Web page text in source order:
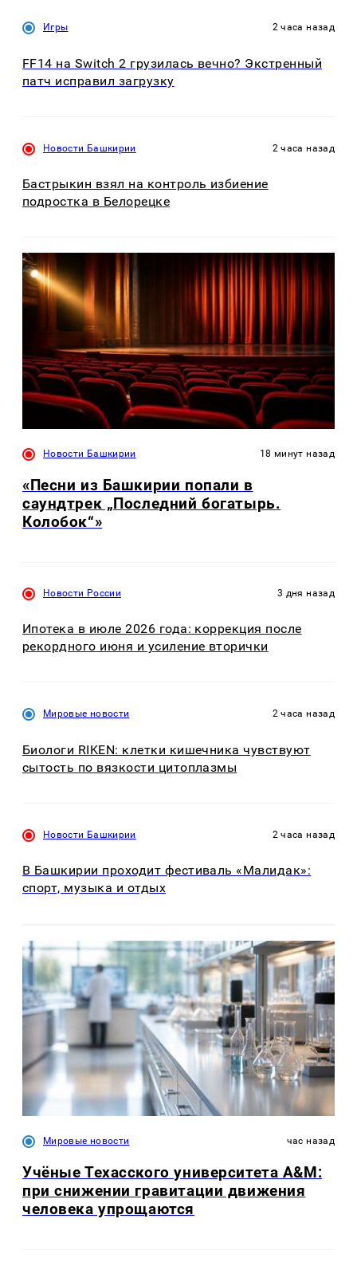
Игры 2 часа назад
FF14 на Switch 2 грузилась вечно? Экстренный
патч исправил загрузку
Новости Башкирии 2 часа назад
Бастрыкин взял на контроль избиение
подростка в Белорецке
Новости Башкирии 18 минут назад
«Песни из Башкирии попали в
саундтрек „Последний богатырь.
Колобок“»
Новости России 3 дня назад
Ипотека в июле 2026 года: коррекция после
рекордного июня и усиление вторички
Мировые новости 2 часа назад
Биологи RIKEN: клетки кишечника чувствуют
сытость по вязкости цитоплазмы
Новости Башкирии 2 часа назад
В Башкирии проходит фестиваль «Малидак»:
спорт, музыка и отдых
Мировые новости час назад
Учёные Техасского университета A&M:
при снижении гравитации движения
человека упрощаются